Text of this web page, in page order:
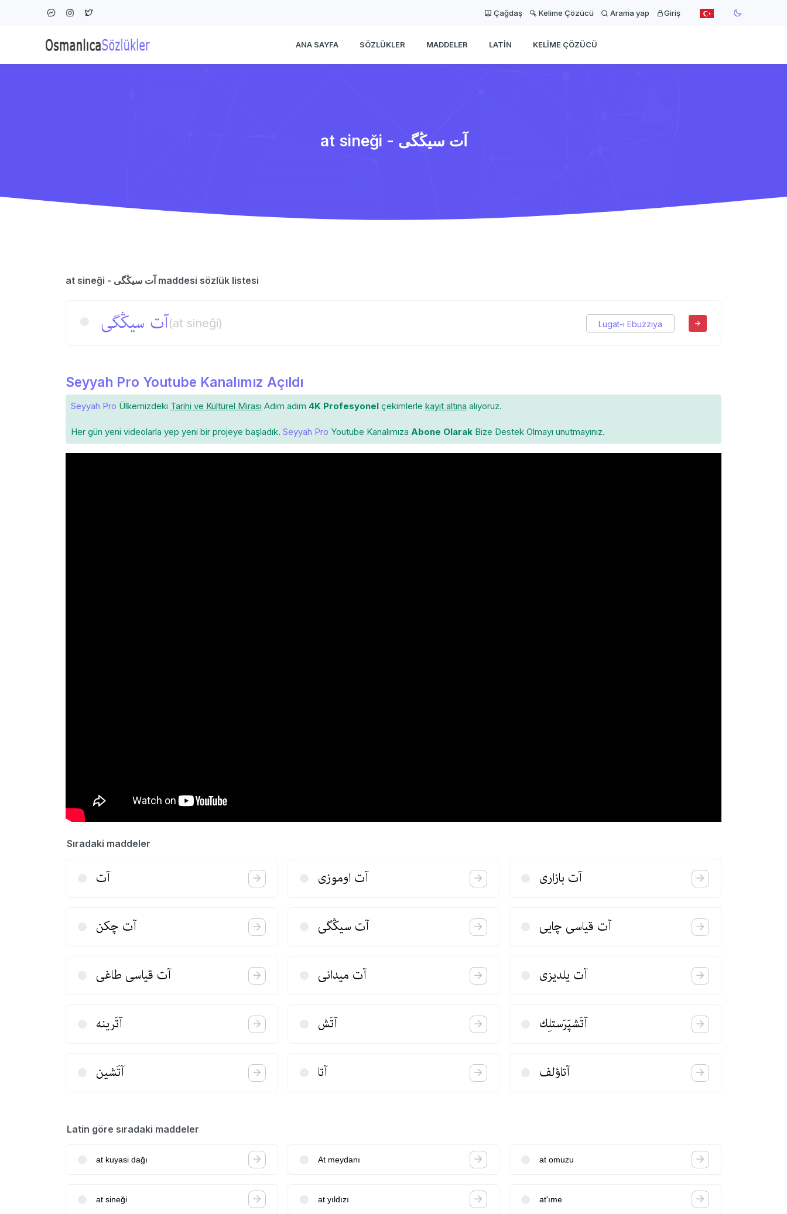
Çağdaş Kelime Çözücü Arama yap Giriş
ANA SAYFA SÖZLÜKLER MADDELER LATIN KELIME ÇÖZÜCÜ
at sineği - آت سیڭگی
at sineği - آت سیڭگی maddesi sözlük listesi
آت سیڭگی(at sineği) Lugat-ı Ebuzziya
Seyyah Pro Youtube Kanalımız Açıldı
Seyyah Pro Ülkemizdeki Tarihi ve Kültürel Mirası Adım adım 4K Profesyonel çekimlerle kayıt altına alıyoruz.
Her gün yeni videolarla yep yeni bir projeye başladık. Seyyah Pro Youtube Kanalımıza Abone Olarak Bize Destek Olmayı unutmayınız.
Sıradaki maddeler
آت آت اوموزی آت بازاری
آت چكن آت سیڭگی آت قیاسی چایی
آت قیاسی طاغی آت میدانی آت یلدیزی
آتَرینه‌ آتَش آتَشپَرَستلِك
آتَشین آتا آتاؤلف
Latin göre sıradaki maddeler
at kuyasi dağı At meydanı at omuzu
at sineği at yıldızı at'ıme